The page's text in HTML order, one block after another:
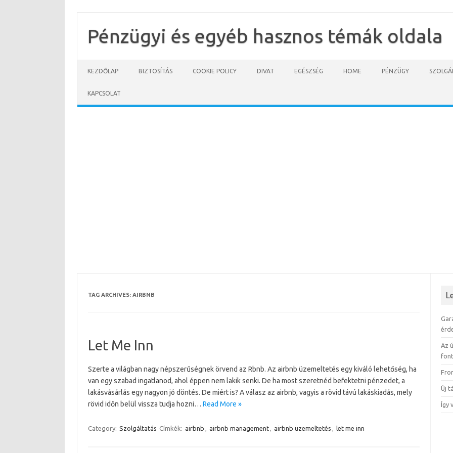
contentPénzügyi és egyéb hasznos témák oldala
KEZDŐLAP BIZTOSÍTÁS COOKIE POLICY DIVAT EGÉSZSÉG HOME PÉNZÜGY
KAPCSOLAT
TAG ARCHIVES: AIRBNB
Let Me Inn
Szerte a világban nagy népszerűségnek örvend az Rbnb. Az airbnb üzemeltetés egy kiváló lehetőség, ha
van egy szabad ingatlanod, ahol éppen nem lakik senki. De ha most szeretnéd befektetni pénzedet, a
lakásvásárlás egy nagyon jó döntés. De miért is? A válasz az airbnb, vagyis a rövid távú lakáskiadás, mely
rövid időn belül vissza tudja hozni… Read More »
Category: Szolgáltatás Címkék: airbnb , airbnb management, airbnb üzemeltetés , let me inn
Az
Új
Így